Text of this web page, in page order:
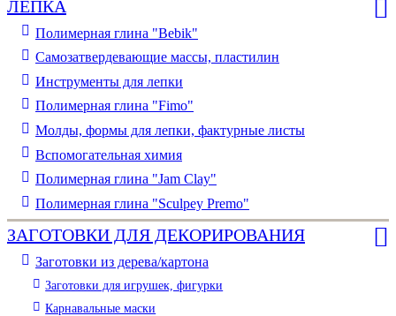
ЛЕПКА
Полимерная глина "Bebik"
Самозатвердевающие массы, пластилин
Инструменты для лепки
Полимерная глина "Fimo"
Молды, формы для лепки, фактурные листы
Вспомогательная химия
Полимерная глина "Jam Clay"
Полимерная глина "Sculpey Premo"
ЗАГОТОВКИ ДЛЯ ДЕКОРИРОВАНИЯ
Заготовки из дерева/картона
Заготовки для игрушек, фигурки
Карнавальные маски